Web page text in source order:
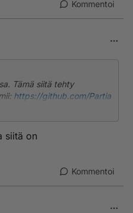
Kommentoi
Tämä siitä tehty
https://github.com/Partia
siitä on
Kommentoi